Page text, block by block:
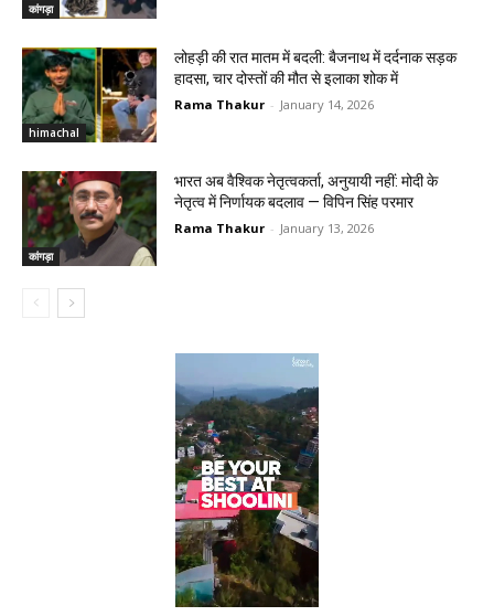
कांगड़ा
himachal
लोहड़ी की रात मातम में बदली: बैजनाथ में दर्दनाक सड़क
हादसा, चार दोस्तों की मौत से इलाका शोक में
Rama Thakur - January 14, 2026
कांगड़ा
भारत अब वैश्विक नेतृत्वकर्ता, अनुयायी नहीं: मोदी के
नेतृत्व में निर्णायक बदलाव — विपिन सिंह परमार
Rama Thakur - January 13, 2026